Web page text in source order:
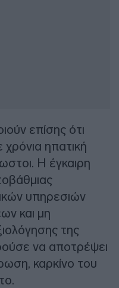
επίσης ότι
ηπατική
Η έγκαιρη
υπηρεσιών
και μη
της
να αποτρέψει
καρκίνο του